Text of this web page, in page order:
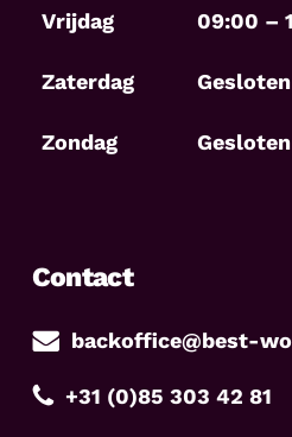
Vrijdag 09:00 –
Zaterdag Gesloten
Zondag Gesloten
Contact
backoffice@best-
+31 (0)85 303 42 81